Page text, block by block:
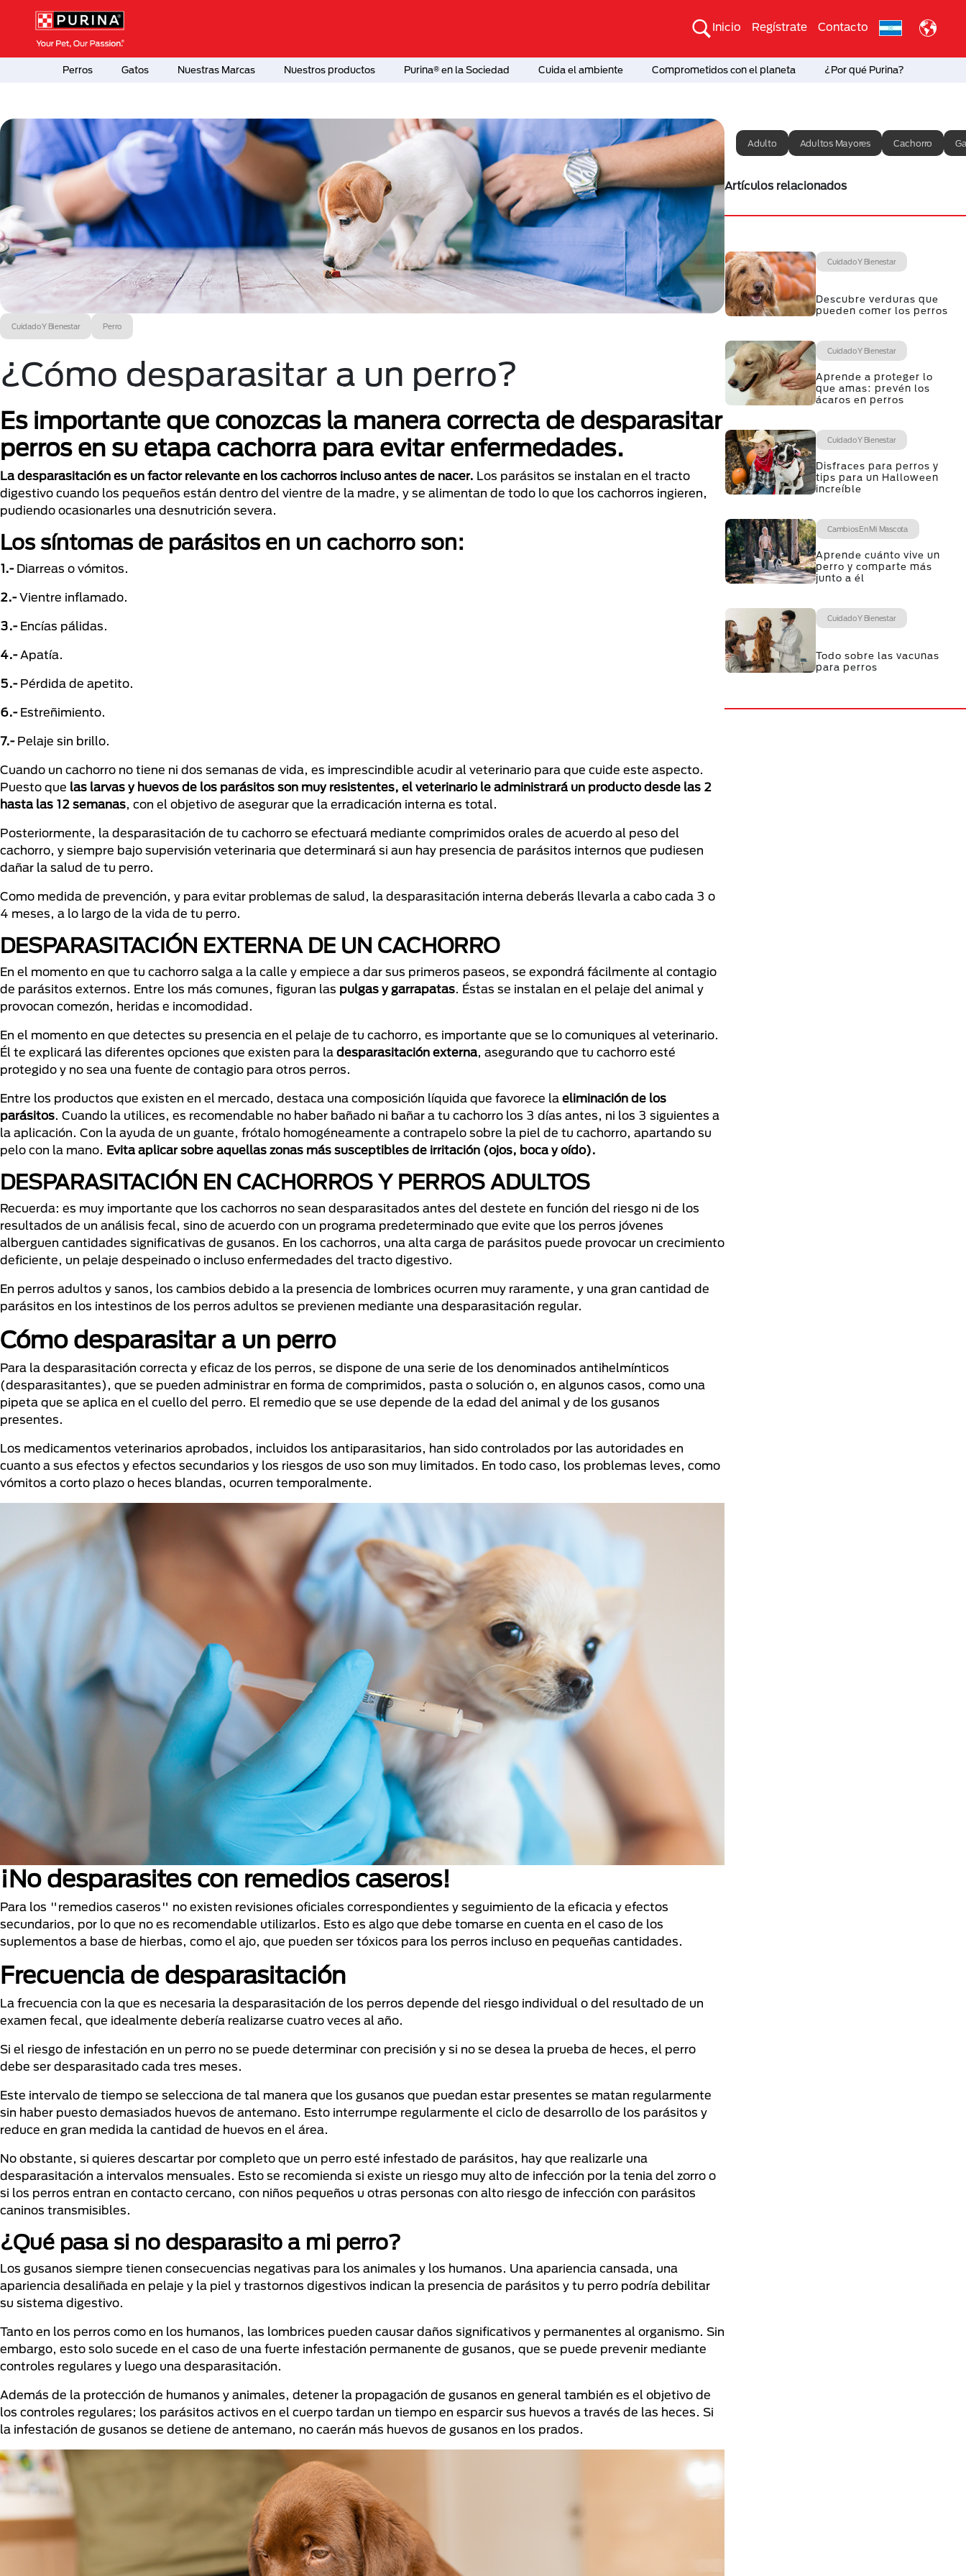
Pasar al contenido principal
Menú Secundario Purina
Inicio Regístrate Contacto
Menú Principal Purina
Perros Gatos Nuestras Marcas Nuestros productos Purina® en la Sociedad Cuida el ambiente Comprometidos con el planeta ¿Por qué Purina?
Cuidado Y Bienestar Perro
¿Cómo desparasitar a un perro?
Es importante que conozcas la manera correcta de desparasitar
perros en su etapa cachorra para evitar enfermedades.
La desparasitación es un factor relevante en los cachorros incluso antes de nacer. Los parásitos se instalan en el tracto
digestivo cuando los pequeños están dentro del vientre de la madre, y se alimentan de todo lo que los cachorros ingieren,
pudiendo ocasionarles una desnutrición severa.
Los síntomas de parásitos en un cachorro son:
1.-Diarreas o vómitos.
2.-Vientre inflamado.
3.-Encías pálidas.
4.-Apatía.
5.- Pérdida de apetito.
6.- Estreñimiento.
7.-Pelaje sin brillo.
Cuando un cachorro no tiene ni dos semanas de vida, es imprescindible acudir al veterinario para que cuide este aspecto.
Puesto que las larvas y huevos de los parásitos son muy resistentes, el veterinario le administrará un producto desde las 2
hasta las 12 semanas, con el objetivo de asegurar que la erradicación interna es total.
Posteriormente, la desparasitación de tu cachorro se efectuará mediante comprimidos orales de acuerdo al peso del
cachorro, y siempre bajo supervisión veterinaria que determinará si aun hay presencia de parásitos internos que pudiesen
dañar la salud de tu perro.
Como medida de prevención, y para evitar problemas de salud, la desparasitación interna deberás llevarla a cabo cada 3 o
4 meses, a lo largo de la vida de tu perro.
DESPARASITACIÓN EXTERNA DE UN CACHORRO
En el momento en que tu cachorro salga a la calle y empiece a dar sus primeros paseos, se expondrá fácilmente al contagio
de parásitos externos. Entre los más comunes, figuran las pulgas y garrapatas. Éstas se instalan en el pelaje del animal y
provocan comezón, heridas e incomodidad.
En el momento en que detectes su presencia en el pelaje de tu cachorro, es importante que se lo comuniques al veterinario.
Él te explicará las diferentes opciones que existen para la desparasitación externa, asegurando que tu cachorro esté
protegido y no sea una fuente de contagio para otros perros.
Entre los productos que existen en el mercado, destaca una composición líquida que favorece la eliminación de los
parásitos. Cuando la utilices, es recomendable no haber bañado ni bañar a tu cachorro los 3 días antes, ni los 3 siguientes a
la aplicación. Con la ayuda de un guante, frótalo homogéneamente a contrapelo sobre la piel de tu cachorro, apartando su
pelo con la mano. Evita aplicar sobre aquellas zonas más susceptibles de irritación (ojos, boca y oído).
DESPARASITACIÓN EN CACHORROS Y PERROS ADULTOS
Recuerda: es muy importante que los cachorros no sean desparasitados antes del destete en función del riesgo ni de los
resultados de un análisis fecal, sino de acuerdo con un programa predeterminado que evite que los perros jóvenes
alberguen cantidades significativas de gusanos. En los cachorros, una alta carga de parásitos puede provocar un crecimiento
deficiente, un pelaje despeinado o incluso enfermedades del tracto digestivo.
En perros adultos y sanos, los cambios debido a la presencia de lombrices ocurren muy raramente, y una gran cantidad de
parásitos en los intestinos de los perros adultos se previenen mediante una desparasitación regular.
Cómo desparasitar a un perro
Para la desparasitación correcta y eficaz de los perros, se dispone de una serie de los denominados antihelmínticos
(desparasitantes), que se pueden administrar en forma de comprimidos, pasta o solución o, en algunos casos, como una
pipeta que se aplica en el cuello del perro. El remedio que se use depende de la edad del animal y de los gusanos
presentes.
Los medicamentos veterinarios aprobados, incluidos los antiparasitarios, han sido controlados por las autoridades en
cuanto a sus efectos y efectos secundarios y los riesgos de uso son muy limitados. En todo caso, los problemas leves, como
vómitos a corto plazo o heces blandas, ocurren temporalmente.
¡No desparasites con remedios caseros!
Para los "remedios caseros" no existen revisiones oficiales correspondientes y seguimiento de la eficacia y efectos
secundarios, por lo que no es recomendable utilizarlos. Esto es algo que debe tomarse en cuenta en el caso de los
suplementos a base de hierbas, como el ajo, que pueden ser tóxicos para los perros incluso en pequeñas cantidades.
Frecuencia de desparasitación
La frecuencia con la que es necesaria la desparasitación de los perros depende del riesgo individual o del resultado de un
examen fecal, que idealmente debería realizarse cuatro veces al año.
Si el riesgo de infestación en un perro no se puede determinar con precisión y si no se desea la prueba de heces, el perro
debe ser desparasitado cada tres meses.
Este intervalo de tiempo se selecciona de tal manera que los gusanos que puedan estar presentes se matan regularmente
sin haber puesto demasiados huevos de antemano. Esto interrumpe regularmente el ciclo de desarrollo de los parásitos y
reduce en gran medida la cantidad de huevos en el área.
No obstante, si quieres descartar por completo que un perro esté infestado de parásitos, hay que realizarle una
desparasitación a intervalos mensuales. Esto se recomienda si existe un riesgo muy alto de infección por la tenia del zorro o
si los perros entran en contacto cercano, con niños pequeños u otras personas con alto riesgo de infección con parásitos
caninos transmisibles.
¿Qué pasa si no desparasito a mi perro?
Los gusanos siempre tienen consecuencias negativas para los animales y los humanos. Una apariencia cansada, una
apariencia desaliñada en pelaje y la piel y trastornos digestivos indican la presencia de parásitos y tu perro podría debilitar
su sistema digestivo.
Tanto en los perros como en los humanos, las lombrices pueden causar daños significativos y permanentes al organismo. Sin
embargo, esto solo sucede en el caso de una fuerte infestación permanente de gusanos, que se puede prevenir mediante
controles regulares y luego una desparasitación.
Además de la protección de humanos y animales, detener la propagación de gusanos en general también es el objetivo de
los controles regulares; los parásitos activos en el cuerpo tardan un tiempo en esparcir sus huevos a través de las heces. Si
la infestación de gusanos se detiene de antemano, no caerán más huevos de gusanos en los prados.
Adulto Adultos Mayores Cachorro
Artículos relacionados
Cuidado Y Bienestar
Descubre verduras que
pueden comer los perros
Cuidado Y Bienestar
Aprende a proteger lo
que amas: prevén los
ácaros en perros
Cuidado Y Bienestar
Disfraces para perros y
tips para un Halloween
increíble
Cambios En Mi Mascota
Aprende cuánto vive un
perro y comparte más
junto a él
Cuidado Y Bienestar
Todo sobre las vacunas
para perros